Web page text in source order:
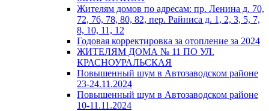
Жителям домов по адресам: пр. Ленина д. 70,
72, 76, 78, 80, 82, пер. Райниса д. 1, 2, 3, 5, 7,
8, 10, 11, 12
Годовая корректировка за отопление за 2024
ЖИТЕЛЯМ ДОМА № 11 ПО УЛ.
КРАСНОУРАЛЬСКАЯ
Повышенный шум в Автозаводском районе
23-24.11.2024
Повышенный шум в Автозаводском районе
10-11.11.2024